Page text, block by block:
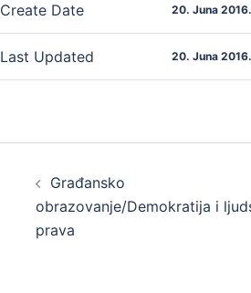
Create Date 20. Juna 2016.
Last Updated 20. Juna 2016.
navigation
Građansko
obrazovanje/Demokratija i
prava